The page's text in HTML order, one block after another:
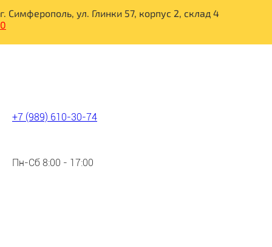
г. Симферополь, ул. Глинки 57, корпус 2, склад 4
0
+7 (989) 610-30-74
Пн-Сб 8:00 - 17:00